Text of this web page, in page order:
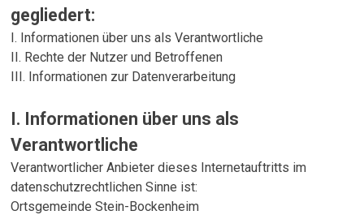
gegliedert:
I. Informationen über uns als Verantwortliche
II. Rechte der Nutzer und Betroffenen
III. Informationen zur Datenverarbeitung
I. Informationen über uns als
Verantwortliche
Verantwortlicher Anbieter dieses Internetauftritts im
datenschutzrechtlichen Sinne ist:
Ortsgemeinde Stein-Bockenheim